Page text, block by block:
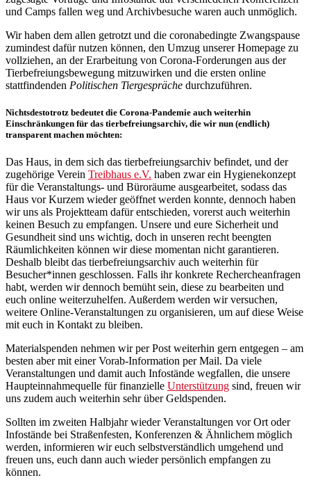
und Camps fallen weg und Archivbesuche waren auch unmöglich.
Wir haben dem allen getrotzt und die coronabedingte Zwangspause
zumindest dafür nutzen können, den Umzug unserer Homepage zu
vollziehen, an der Erarbeitung von Corona-Forderungen aus der
Tierbefreiungsbewegung mitzuwirken und die ersten online
stattfindenden Politischen Tiergespräche durchzuführen.
Nichtsdestotrotz bedeutet die Corona-Pandemie auch weiterhin
Einschränkungen für das tierbefreiungsarchiv, die wir nun (endlich)
transparent machen möchten:
Das Haus, in dem sich das tierbefreiungsarchiv befindet, und der
zugehörige Verein Treibhaus e.V. haben zwar ein Hygienekonzept
für die Veranstaltungs- und Büroräume ausgearbeitet, sodass das
Haus vor Kurzem wieder geöffnet werden konnte, dennoch haben
wir uns als Projektteam dafür entschieden, vorerst auch weiterhin
keinen Besuch zu empfangen. Unsere und eure Sicherheit und
Gesundheit sind uns wichtig, doch in unseren recht beengten
Räumlichkeiten können wir diese momentan nicht garantieren.
Deshalb bleibt das tierbefreiungsarchiv auch weiterhin für
Besucher*innen geschlossen. Falls ihr konkrete Rechercheanfragen
habt, werden wir dennoch bemüht sein, diese zu bearbeiten und
euch online weiterzuhelfen. Außerdem werden wir versuchen,
weitere Online-Veranstaltungen zu organisieren, um auf diese Weise
mit euch in Kontakt zu bleiben.
Materialspenden nehmen wir per Post weiterhin gern entgegen – am
besten aber mit einer Vorab-Information per Mail. Da viele
Veranstaltungen und damit auch Infostände wegfallen, die unsere
Haupteinnahmequelle für finanzielle Unterstützung sind, freuen wir
uns zudem auch weiterhin sehr über Geldspenden.
Sollten im zweiten Halbjahr wieder Veranstaltungen vor Ort oder
Infostände bei Straßenfesten, Konferenzen & Ähnlichem möglich
werden, informieren wir euch selbstverständlich umgehend und
freuen uns, euch dann auch wieder persönlich empfangen zu
können.